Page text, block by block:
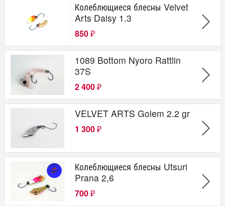
Колеблющиеся блесны Velvet
Arts Daisy 1.3
850 ₽
1089 Bottom Nyoro Rattlin
37S
2 400 ₽
VELVET ARTS Golem 2.2 gr
1 300 ₽
Колеблющиеся блесны Utsuri
Prana 2,6
700 ₽